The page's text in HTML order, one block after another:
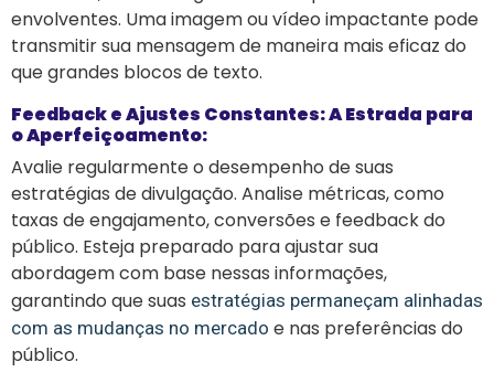
envolventes. Uma imagem ou vídeo impactante pode
transmitir sua mensagem de maneira mais eficaz do
que grandes blocos de texto.
Feedback e Ajustes Constantes: A Estrada para
o Aperfeiçoamento:
Avalie regularmente o desempenho de suas
estratégias de divulgação. Analise métricas, como
taxas de engajamento, conversões e feedback do
público. Esteja preparado para ajustar sua
abordagem com base nessas informações,
garantindo que suas estratégias permaneçam alinhadas
com as mudanças no mercado e nas preferências do
público.